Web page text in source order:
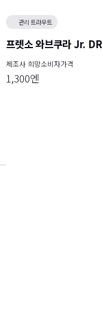
관리 트라우트
프렛소 와브쿠라 Jr. DR
제조사 희망소비자가격
1,300엔